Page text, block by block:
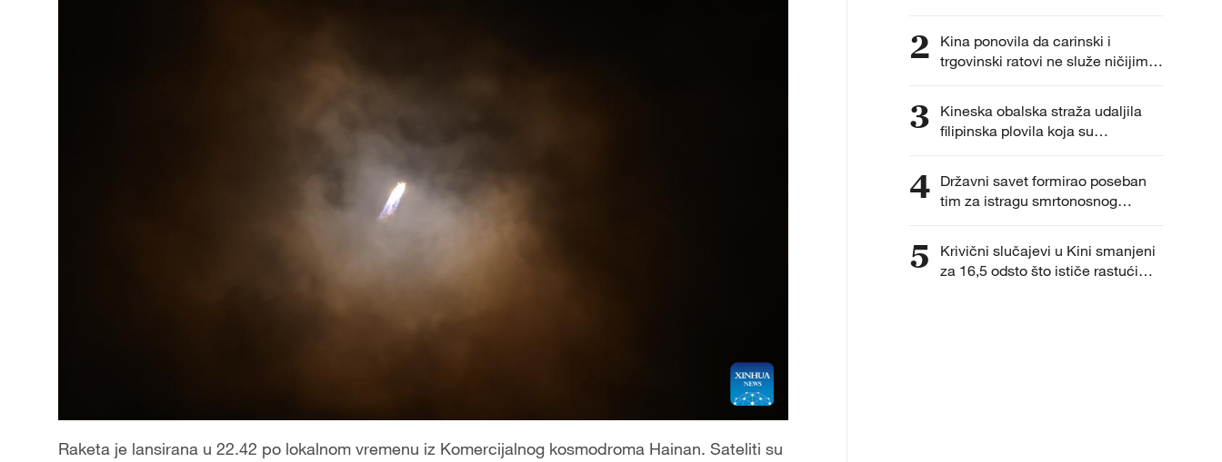
Raketa je lansirana u 22.42 po lokalnom vremenu iz Komercijalnog kosmodroma Hainan. Sateliti su
2
Kina ponovila da carinski i
trgovinski ratovi ne služe ničijim
interesima
3
Kineska obalska straža udaljila
filipinska plovila koja su
nezakonito bila ušla u vode oko
4 Državni savet formirao poseban
tim za istragu smrtonosnog
pucanja rezervoara na jugu Kine
5
Krivični slučajevi u Kini smanjeni
za 16,5 odsto što ističe rastući